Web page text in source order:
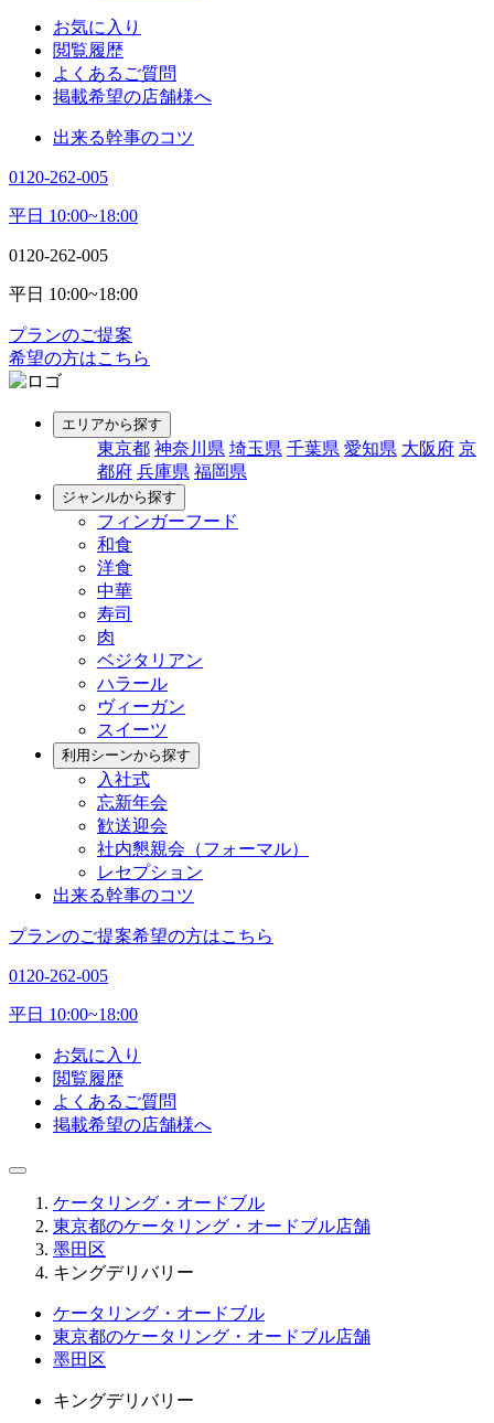
お気に入り
閲覧履歴
よくあるご質問
掲載希望の店舗様へ
出来る幹事のコツ
0120-262-005
平日 10:00~18:00
0120-262-005
平日 10:00~18:00
プランのご提案
希望の方はこちら
エリアから探す
東京都 神奈川県 埼玉県 千葉県 愛知県 大阪府 京
都府 兵庫県 福岡県
ジャンルから探す
フィンガーフード
和食
洋食
中華
寿司
肉
ベジタリアン
ハラール
ヴィーガン
スイーツ
利用シーンから探す
入社式
忘新年会
歓送迎会
社内懇親会（フォーマル）
レセプション
出来る幹事のコツ
プランのご提案希望の方はこちら
0120-262-005
平日 10:00~18:00
お気に入り
閲覧履歴
よくあるご質問
掲載希望の店舗様へ
ケータリング・オードブル
東京都のケータリング・オードブル店舗
墨田区
キングデリバリー
ケータリング・オードブル
東京都のケータリング・オードブル店舗
墨田区
キングデリバリー